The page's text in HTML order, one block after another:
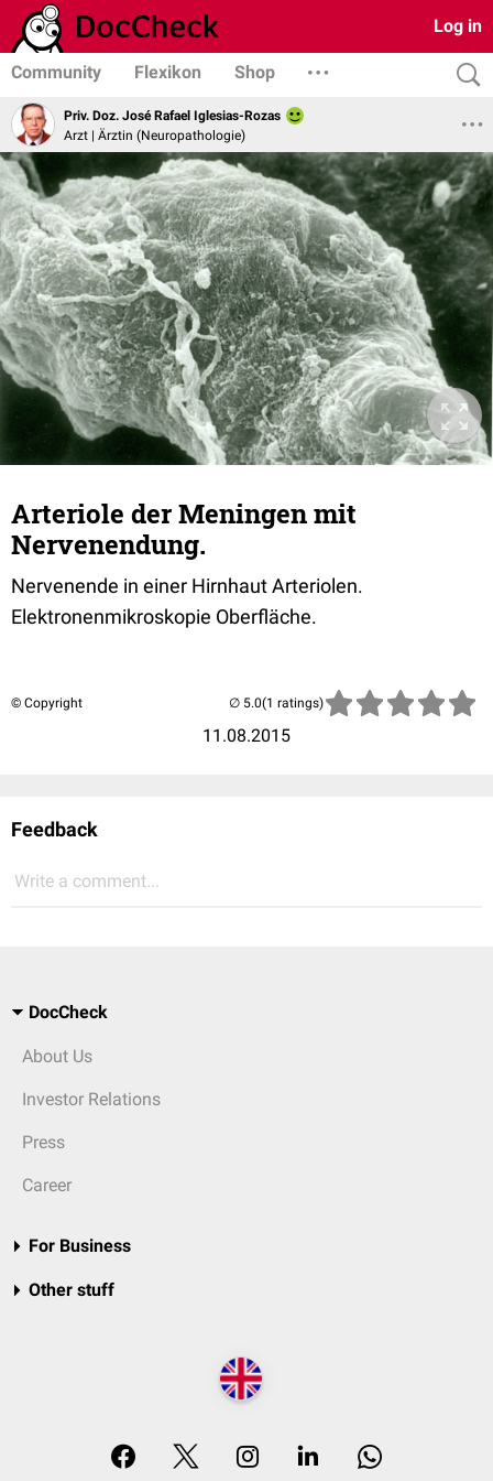
Log in
Community Flexikon Shop
Priv. Doz. José Rafael Iglesias-Rozas
Arzt | Ärztin (Neuropathologie)
Arteriole der Meningen mit
Nervenendung.
Nervenende in einer Hirnhaut Arteriolen.
Elektronenmikroskopie Oberfläche.
© Copyright
11.08.2015
(1 ratings)
Feedback
Write a comment...
DocCheck
About Us
Investor Relations
Press
Career
For Business
Other stuff